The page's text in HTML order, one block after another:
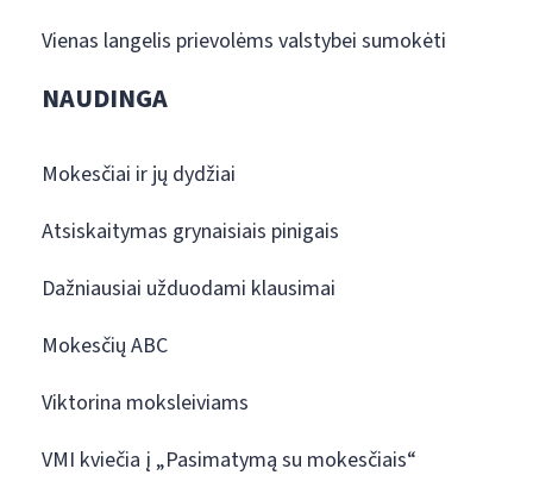
Vienas langelis prievolėms valstybei sumokėti
NAUDINGA
Mokesčiai ir jų dydžiai
Atsiskaitymas grynaisiais pinigais
Dažniausiai užduodami klausimai
Mokesčių ABC
Viktorina moksleiviams
VMI kviečia į „Pasimatymą su mokesčiais“